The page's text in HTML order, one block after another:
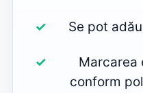
Se pot
Marcarea
conform